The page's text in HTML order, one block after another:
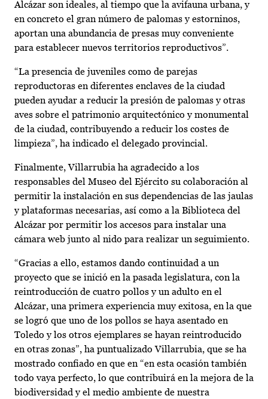
Alcázar son ideales, al tiempo que la avifauna urbana, y
en concreto el gran número de palomas y estorninos,
aportan una abundancia de presas muy conveniente
para establecer nuevos territorios reproductivos”.
“La presencia de juveniles como de parejas
reproductoras en diferentes enclaves de la ciudad
pueden ayudar a reducir la presión de palomas y otras
aves sobre el patrimonio arquitectónico y monumental
de la ciudad, contribuyendo a reducir los costes de
limpieza”, ha indicado el delegado provincial.
Finalmente, Villarrubia ha agradecido a los
responsables del Museo del Ejército su colaboración al
permitir la instalación en sus dependencias de las jaulas
y plataformas necesarias, así como a la Biblioteca del
Alcázar por permitir los accesos para instalar una
cámara web junto al nido para realizar un seguimiento.
“Gracias a ello, estamos dando continuidad a un
proyecto que se inició en la pasada legislatura, con la
reintroducción de cuatro pollos y un adulto en el
Alcázar, una primera experiencia muy exitosa, en la que
se logró que uno de los pollos se haya asentado en
Toledo y los otros ejemplares se hayan reintroducido
en otras zonas”, ha puntualizado Villarrubia, que se ha
mostrado confiado en que en “en esta ocasión también
todo vaya perfecto, lo que contribuirá en la mejora de la
biodiversidad y el medio ambiente de nuestra